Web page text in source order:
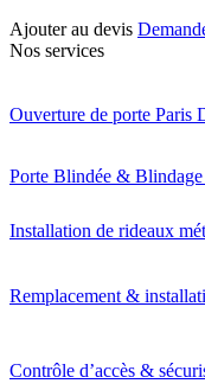
Ajouter au devis
Nos services
Ouverture de porte Paris
Porte Blindée & Blindage
Installation de rideaux
Remplacement &
Contrôle d’accès &